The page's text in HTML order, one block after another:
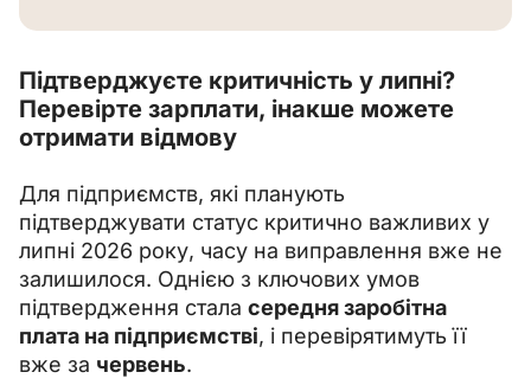
Підтверджуєте критичність у липні?
Перевірте зарплати, інакше можете
отримати відмову
Для підприємств, які планують
підтверджувати статус критично важливих у
липні 2026 року, часу на виправлення вже не
залишилося. Однією з ключових умов
підтвердження стала середня заробітна
плата на підприємстві, і перевірятимуть її
вже за червень.